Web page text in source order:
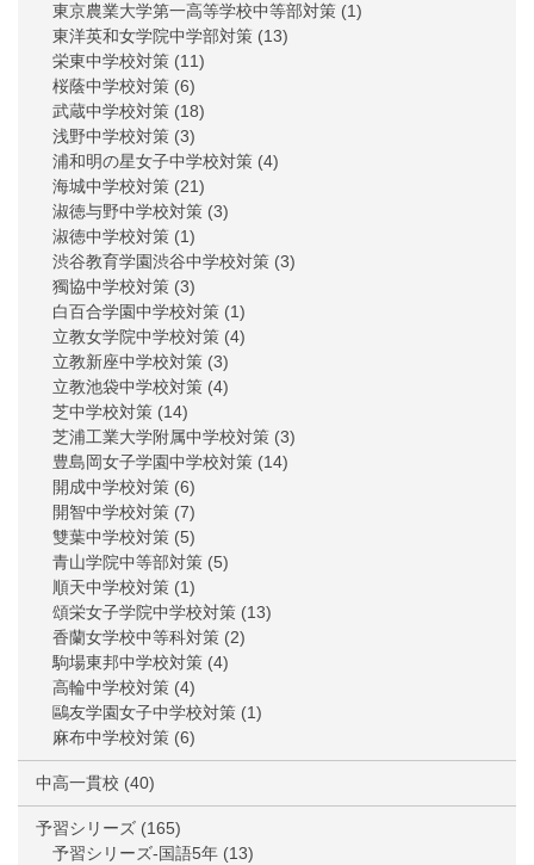
東京農業大学第一高等学校中等部対策 (1)
東洋英和女学院中学部対策 (13)
栄東中学校対策 (11)
桜蔭中学校対策 (6)
武蔵中学校対策 (18)
浅野中学校対策 (3)
浦和明の星女子中学校対策 (4)
海城中学校対策 (21)
淑徳与野中学校対策 (3)
淑徳中学校対策 (1)
渋谷教育学園渋谷中学校対策 (3)
獨協中学校対策 (3)
白百合学園中学校対策 (1)
立教女学院中学校対策 (4)
立教新座中学校対策 (3)
立教池袋中学校対策 (4)
芝中学校対策 (14)
芝浦工業大学附属中学校対策 (3)
豊島岡女子学園中学校対策 (14)
開成中学校対策 (6)
開智中学校対策 (7)
雙葉中学校対策 (5)
青山学院中等部対策 (5)
順天中学校対策 (1)
頌栄女子学院中学校対策 (13)
香蘭女学校中等科対策 (2)
駒場東邦中学校対策 (4)
高輪中学校対策 (4)
鷗友学園女子中学校対策 (1)
麻布中学校対策 (6)
中高一貫校 (40)
予習シリーズ (165)
予習シリーズ-国語5年 (13)